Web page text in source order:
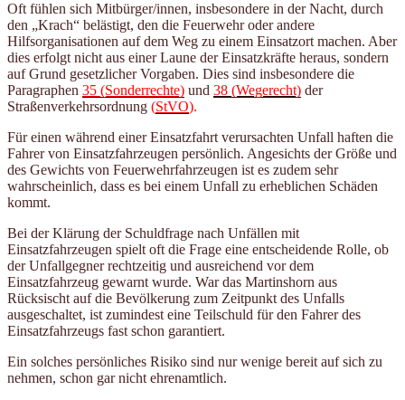
Oft fühlen sich Mitbürger/innen, insbesondere in der Nacht, durch
den „Krach“ belästigt, den die Feuerwehr oder andere
Hilfsorganisationen auf dem Weg zu einem Einsatzort machen. Aber
dies erfolgt nicht aus einer Laune der Einsatzkräfte heraus, sondern
auf Grund gesetzlicher Vorgaben. Dies sind insbesondere die
Paragraphen 35 (Sonderrechte) und 38 (Wegerecht) der
Straßenverkehrsordnung (StVO).
Für einen während einer Einsatzfahrt verursachten Unfall haften die
Fahrer von Einsatzfahrzeugen persönlich. Angesichts der Größe und
des Gewichts von Feuerwehrfahrzeugen ist es zudem sehr
wahrscheinlich, dass es bei einem Unfall zu erheblichen Schäden
kommt.
Bei der Klärung der Schuldfrage nach Unfällen mit
Einsatzfahrzeugen spielt oft die Frage eine entscheidende Rolle, ob
der Unfallgegner rechtzeitig und ausreichend vor dem
Einsatzfahrzeug gewarnt wurde. War das Martinshorn aus
Rücksischt auf die Bevölkerung zum Zeitpunkt des Unfalls
ausgeschaltet, ist zumindest eine Teilschuld für den Fahrer des
Einsatzfahrzeugs fast schon garantiert.
Ein solches persönliches Risiko sind nur wenige bereit auf sich zu
nehmen, schon gar nicht ehrenamtlich.